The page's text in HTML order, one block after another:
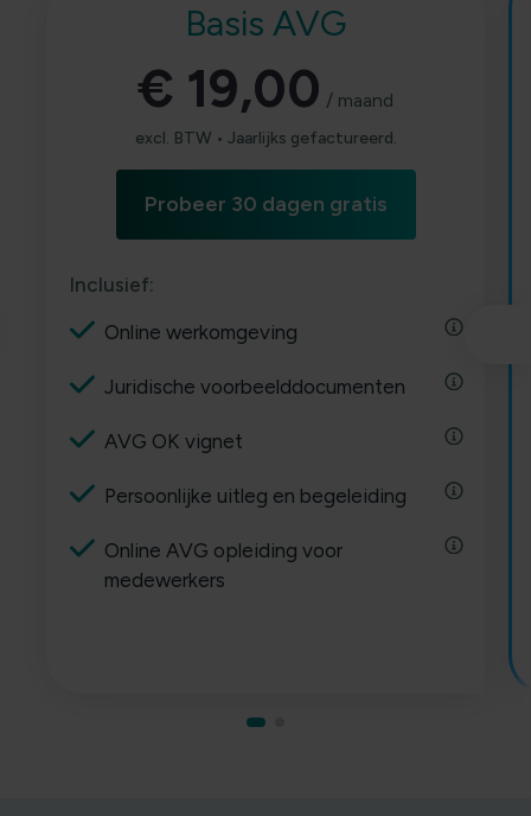
Basis AVG
€ 19,00 / maand
excl. BTW • Jaarlijks gefactureerd.
Probeer 30 dagen gratis
Inclusief:
Online werkomgeving
Juridische voorbeelddocumenten
AVG OK vignet
Persoonlijke uitleg en begeleiding
Online AVG opleiding voor
medewerkers